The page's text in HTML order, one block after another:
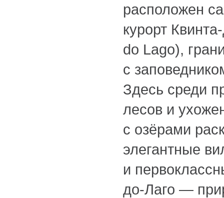
расположен
курорт
do Lago),
с
Здесь среди
лесов и
с озёрами
элегантные
и
до-Лаго —